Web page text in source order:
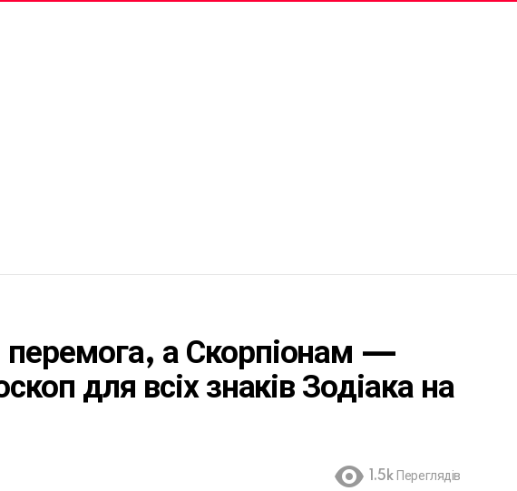
а Скорпіонам —
для всіх знаків Зодіака на
1.5k Переглядів